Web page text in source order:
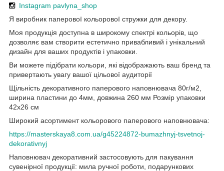
Instagram pavlyna_shop
Я виробник паперової кольорової стружки для декору.
Моя продукція доступна в широкому спектрі кольорів, що
дозволяє вам створити естетично привабливий і унікальний
дизайн для ваших продуктів і упаковки.
Ви можете підібрати кольори, які відображають ваш бренд та
привертають увагу вашої цільової аудиторії
Щільність декоративного паперового наповнювача 80г/м2,
ширина пластини до 4мм, довжина 260 мм Розмір упаковки
42х26 см
Широкий асортимент кольорового паперового наповнювача:
https://masterskaya8.com.ua/g45224872-bumazhnyj-tsvetnoj-
dekorativnyj
Наповнювач декоративний застосовують для пакування
сувенірної продукції: мила ручної роботи, подарункових